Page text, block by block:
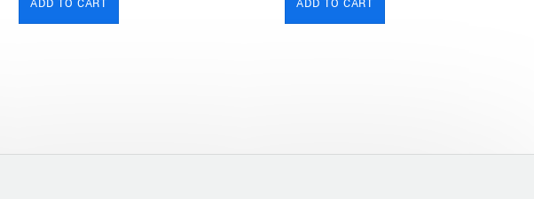
ADD TO CART ADD TO CART